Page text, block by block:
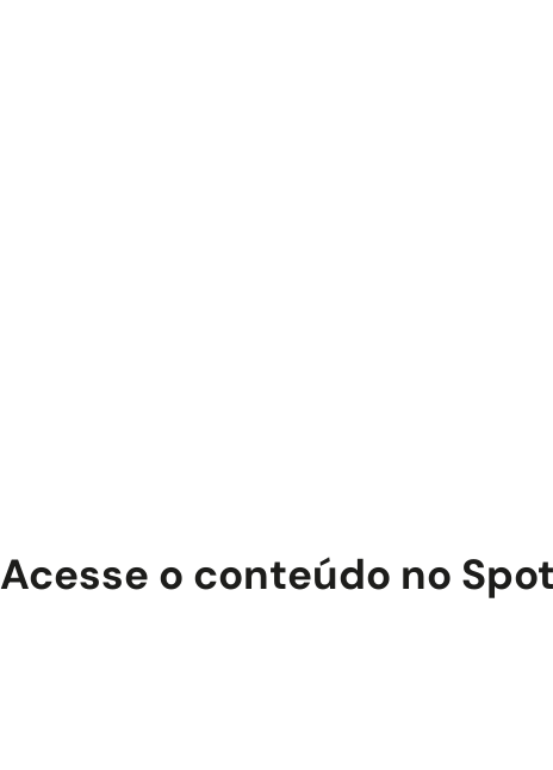
Acesse o conteúdo no